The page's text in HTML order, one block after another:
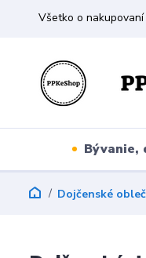
Všetko o nakupovaní
Bývanie,
Dojčenské